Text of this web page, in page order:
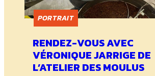
PORTRAIT
RENDEZ-VOUS AVEC
VÉRONIQUE JARRIGE DE
L’ATELIER DES MOULUS